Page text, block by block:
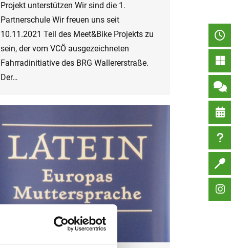
Projekt unterstützen Wir sind die 1.
Partnerschule Wir freuen uns seit
10.11.2021 Teil des Meet&Bike Projekts zu
sein, der vom VCÖ ausgezeichneten
Fahrradinitiative des BRG Wallererstraße.
Der…